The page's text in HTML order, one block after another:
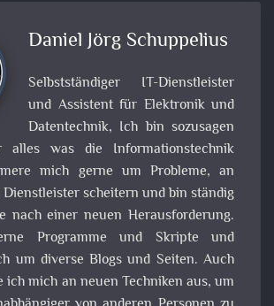
Daniel Jörg Schuppelius
Selbstständiger IT-Dienstleister
und Assistent für Elektronik und
Datentechnik, Ich bin sozusagen
alles was die Informationstechnik
mich gerne um Probleme, an
scheitern und bin ständig
nach einer neuen Herausforderung.
Programme und Skripte und
um diverse Blogs und Seiten. Auch
ich mich an neuen Techniken aus, um